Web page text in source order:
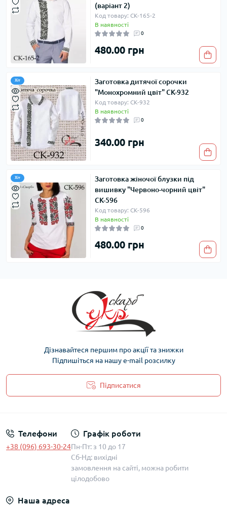
(варіант 2)
Код товару: СК-165-2
В наявності
0
480.00 грн
Хіт
Заготовка дитячої сорочки
"Монохромний цвіт" СК-932
Код товару: СК-932
В наявності
0
340.00 грн
Хіт
Заготовка жіночої блузки під
вишивку "Червоно-чорний цвіт"
СК-596
Код товару: СК-596
В наявності
0
480.00 грн
Дізнавайтеся першим про акції та знижки
Підпишіться на нашу e-mail розсилку
Підписатися
Телефони
+38 (096) 693-30-24
Графік роботи
Пн-Пт: з 10 до 17
Сб-Нд: вихідні
замовлення на сайті, можна робити
цілодобово
Наша адреса